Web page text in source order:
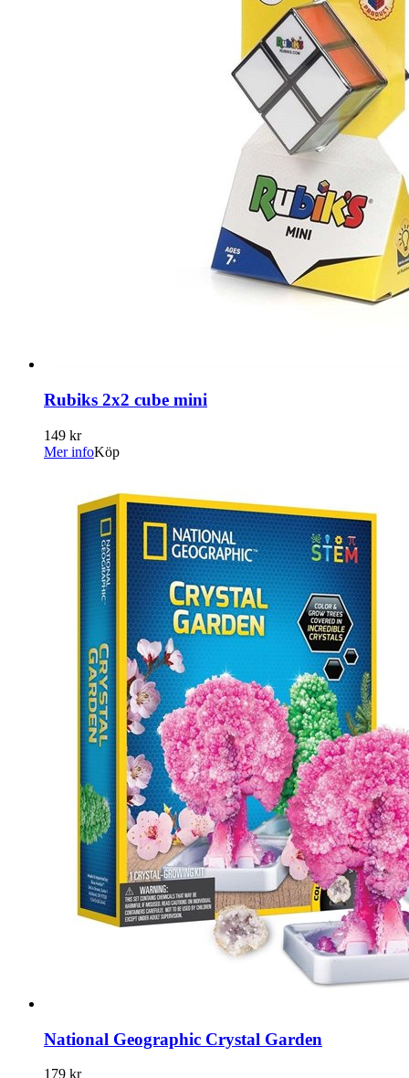
Rubiks 2x2 cube mini
149 kr
Mer infoKöp
National Geographic Crystal Garden
179 kr